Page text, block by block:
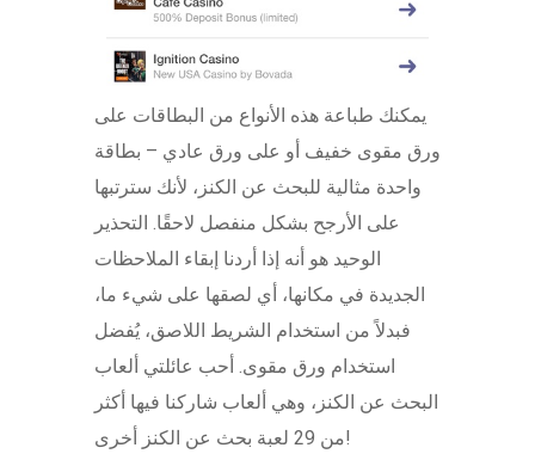
يمكنك طباعة هذه الأنواع من البطاقات على
ورق مقوى خفيف أو على ورق عادي – بطاقة
واحدة مثالية للبحث عن الكنز، لأنك سترتبها
على الأرجح بشكل منفصل لاحقًا. التحذير
الوحيد هو أنه إذا أردنا إبقاء الملاحظات
الجديدة في مكانها، أي لصقها على شيء ما،
فبدلاً من استخدام الشريط اللاصق، يُفضل
استخدام ورق مقوى. أحب عائلتي ألعاب
البحث عن الكنز، وهي ألعاب شاركنا فيها أكثر
من 29 لعبة بحث عن الكنز أخرى!